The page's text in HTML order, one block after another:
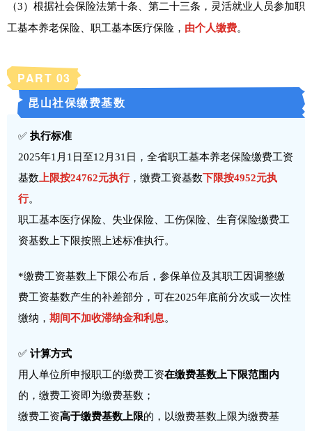
（3）根据社会保险法第十条、第二十三条，灵活就业人员参加职
工基本养老保险、职工基本医疗保险， 由个人缴费。
PART 03
昆山社保缴费基数
✅ 执行标准
2025年1月1日至12月31日，全省职工基本养老保险缴费工资
基数 上限按24762元执行，缴费工资基数下限按4952元执
行。
职工基本医疗保险、失业保险、工伤保险、生育保险缴费工
资基数上下限按照上述标准执行。
*缴费工资基数上下限公布后，参保单位及其职工因调整缴
费工资基数产生的补差部分，可在2025年底前分次或一次性
缴纳， 期间不加收滞纳金和利息。
✅ 计算方式
用人单位所申报职工的缴费工资在缴费基数上下限范围内
的，缴费工资即为缴费基数；
缴费工资高于缴费基数上限的，以缴费基数上限为缴费基